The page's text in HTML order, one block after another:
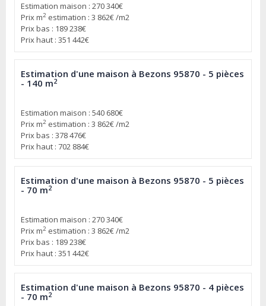
Estimation maison : 270 340€
Prix m2 estimation : 3 862€ /m2
Prix bas : 189 238€
Prix haut : 351 442€
Estimation d'une maison à Bezons 95870 - 5 pièces
- 140 m2
Estimation maison : 540 680€
Prix m2 estimation : 3 862€ /m2
Prix bas : 378 476€
Prix haut : 702 884€
Estimation d'une maison à Bezons 95870 - 5 pièces
- 70 m2
Estimation maison : 270 340€
Prix m2 estimation : 3 862€ /m2
Prix bas : 189 238€
Prix haut : 351 442€
Estimation d'une maison à Bezons 95870 - 4 pièces
- 70 m2